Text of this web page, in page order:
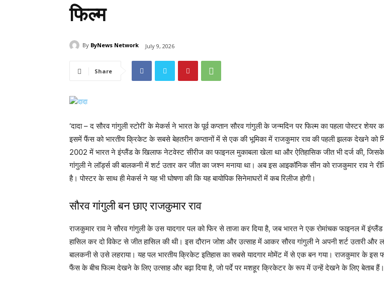
फिल्म
By ByNews Network July 9, 2026
Share
‘दादा – द सौरव गांगुली स्टोरी’ के मेकर्स ने भारत के पूर्व कप्तान सौरव गांगुली के जन्मदिन पर फिल्म का पहला पोस्टर शेयर
इसमें फैंस को भारतीय क्रिकेट के सबसे बेहतरीन कप्तानों में से एक की भूमिका में राजकुमार राव की पहली झलक देखने को
2002 में भारत ने इंग्लैंड के खिलाफ नेटवेस्ट सीरीज का फाइनल मुकाबला खेला था और ऐतिहासिक जीत भी दर्ज की,
गांगुली ने लॉर्ड्स की बालकनी में शर्ट उतार कर जीत का जश्न मनाया था। अब इस आइकॉनिक सीन को राजकुमार राव ने
है। पोस्टर के साथ ही मेकर्स ने यह भी घोषणा की कि यह बायोपिक सिनेमाघरों में कब रिलीज होगी।
सौरव गांगुली बन छाए राजकुमार राव
राजकुमार राव ने सौरव गांगुली के उस यादगार पल को फिर से ताजा कर दिया है, जब भारत ने एक रोमांचक फाइनल में
हासिल कर दो विकेट से जीत हासिल की थी। इस दौरान जोश और उत्साह में आकर सौरव गांगुली ने अपनी शर्ट उतारी और
बालकनी से उसे लहराया। यह पल भारतीय क्रिकेट इतिहास का सबसे यादगार मोमेंट में से एक बन गया। राजकुमार के इस
फैंस के बीच फिल्म देखने के लिए उत्साह और बढ़ा दिया है, जो पर्दे पर मशहूर क्रिकेटर के रूप में उन्हें देखने के लिए बेताब हैं।